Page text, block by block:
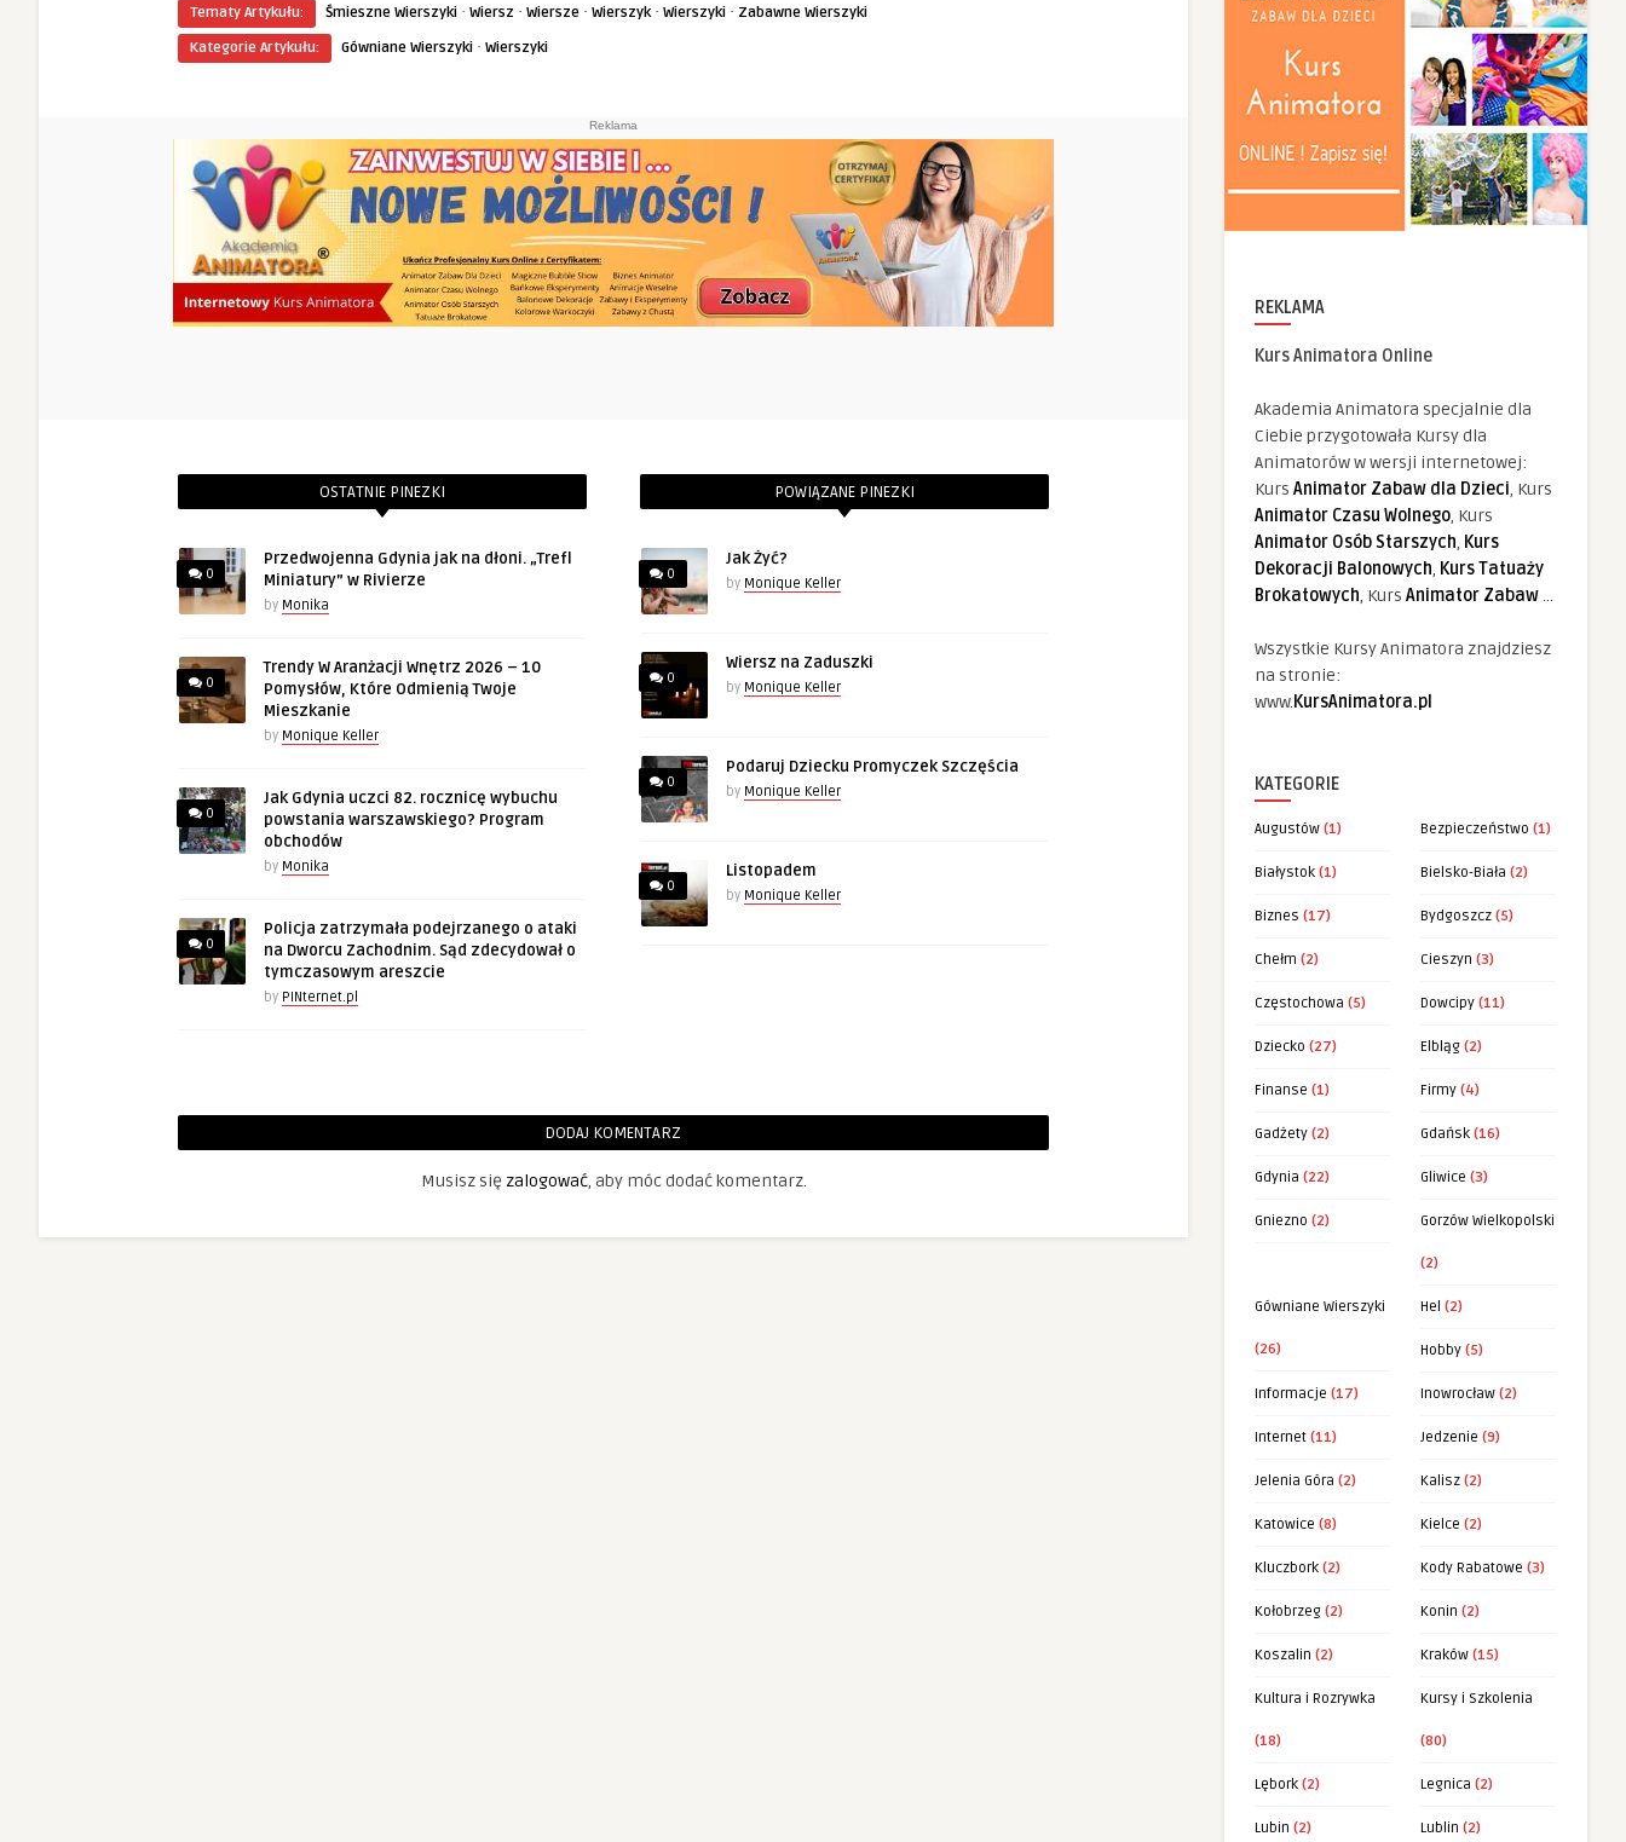
Tematy Artykułu: Śmieszne Wierszyki · Wiersz · Wiersze · Wierszyk· Wierszyki · Zabawne Wierszyki
Kategorie Artykułu:
Gówniane Wierszyki · Wierszyki
Reklama
OSTATNIE PINEZKI
0
Przedwojenna Gdynia jak na dłoni. „Trefl
Miniatury” w Rivierze
by Monika
0
Trendy W Aranżacji Wnętrz 2026 – 10
Pomysłów, Które Odmienią Twoje
Mieszkanie
by Monique Keller
0
Jak Gdynia uczci 82. rocznicę wybuchu
powstania warszawskiego? Program
obchodów
by Monika
0
Policja zatrzymała podejrzanego o ataki
na Dworcu Zachodnim. Sąd zdecydował o
tymczasowym areszcie
by PINternet.pl
POWIĄZANE PINEZKI
0
Jak Żyć?
by Monique Keller
0
Wiersz na Zaduszki
by Monique Keller
0
Podaruj Dziecku Promyczek Szczęścia
by Monique Keller
0
Listopadem
by Monique Keller
DODAJ KOMENTARZ
Musisz się zalogować, aby móc dodać komentarz.
REKLAMA
Kurs Animatora Online
Akademia Animatora specjalnie dla
Ciebie przygotowała Kursy dla
Animatorów w wersji internetowej:
Kurs Animator Zabaw dla Dzieci, Kurs
Animator Czasu Wolnego, Kurs
Animator Osób Starszych, Kurs
Dekoracji Balonowych, Kurs Tatuaży
Brokatowych, Kurs Animator Zabaw...
Wszystkie Kursy Animatora znajdziesz
na stronie:
www.KursAnimatora.pl
KATEGORIE
Augustów (1) Bezpieczeństwo (1)
Białystok (1) Bielsko-Biała (2)
Biznes (17) Bydgoszcz (5)
Chełm (2) Cieszyn (3)
Częstochowa (5) Dowcipy (11)
Dziecko (27) Elbląg (2)
Finanse (1) Firmy (4)
Gadżety (2) Gdańsk (16)
Gdynia (22) Gliwice (3)
Gniezno (2) Gorzów Wielkopolski
(2)
Gówniane Wierszyki
(26)
Hel (2)
Hobby (5)
Informacje (17) Inowrocław (2)
Internet (11) Jedzenie (9)
Jelenia Góra (2) Kalisz (2)
Katowice (8) Kielce (2)
Kluczbork (2) Kody Rabatowe (3)
Kołobrzeg (2) Konin (2)
Koszalin (2) Kraków (15)
Kultura i Rozrywka
(18)
Kursy i Szkolenia
(80)
Lębork (2) Legnica (2)
Lubin (2) Lublin (2)